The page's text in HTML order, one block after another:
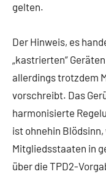
gelten.
Der Hinweis, es
„kastrierten“
allerdings trotzdem
vorschreibt. Das
harmonisierte
ist ohnehin
Mitgliedsstaaten in
über die TPD2-